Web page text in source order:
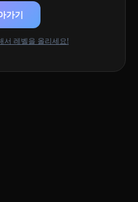
가기
서 레벨을 올리세요!